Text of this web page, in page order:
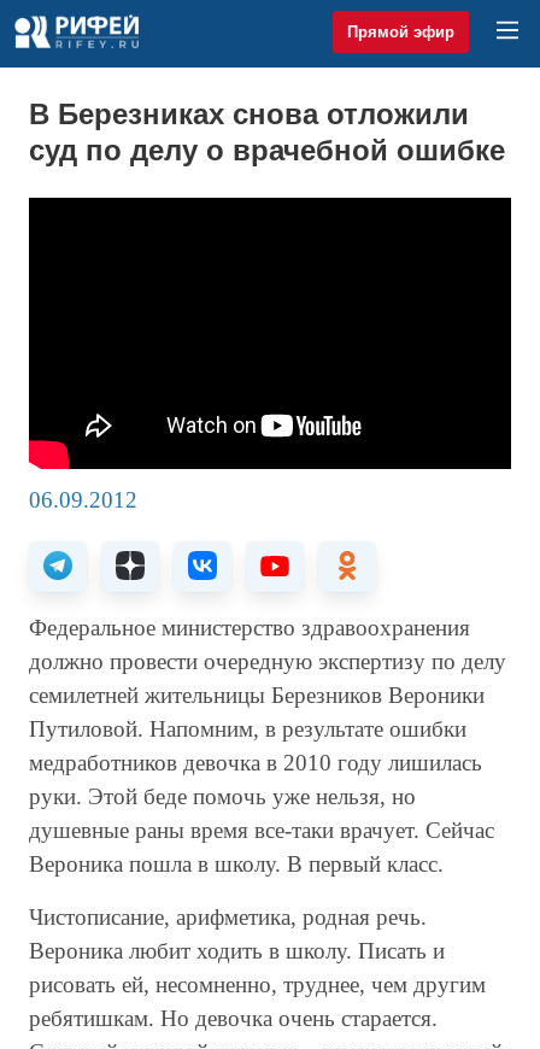
Прямой эфир
В Березниках снова отложили
суд по делу о врачебной ошибке
06.09.2012
Федеральное министерство здравоохранения
должно провести очередную экспертизу по делу
семилетней жительницы Березников Вероники
Путиловой. Напомним, в результате ошибки
медработников девочка в 2010 году лишилась
руки. Этой беде помочь уже нельзя, но
душевные раны время все-таки врачует. Сейчас
Вероника пошла в школу. В первый класс.
Чистописание, арифметика, родная речь.
Вероника любит ходить в школу. Писать и
рисовать ей, несомненно, труднее, чем другим
ребятишкам. Но девочка очень старается.